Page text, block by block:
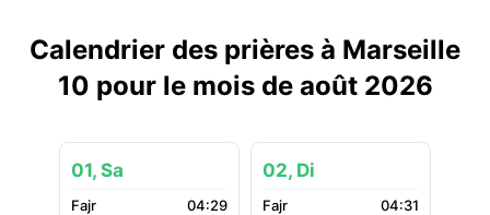
Calendrier des prières à Marseille
10 pour le mois de août 2026
01, Sa
04:29
02, Di
04:31